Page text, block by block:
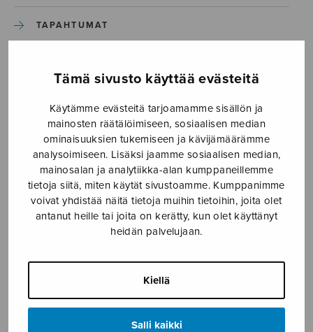
Tämä sivusto käyttää evästeitä
Käytämme evästeitä tarjoamamme sisällön ja
mainosten räätälöimiseen, sosiaalisen median
ominaisuuksien tukemiseen ja kävijämäärämme
analysoimiseen. Lisäksi jaamme sosiaalisen median,
mainosalan ja analytiikka-alan kumppaneillemme
tietoja siitä, miten käytät sivustoamme. Kumppanimme
voivat yhdistää näitä tietoja muihin tietoihin, joita olet
antanut heille tai joita on kerätty, kun olet käyttänyt
heidän palvelujaan.
Kiellä
Salli kaikki
TAPAHTUMAT
Etusivu › Media › Nunc dimittis_S2739
Nunc dimittis_S2739
22.9.2020